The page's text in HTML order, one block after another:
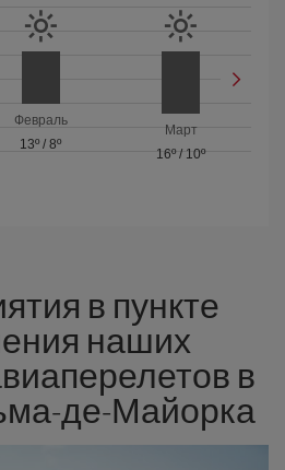
Февраль
13º / 8º
Март
16º/ 10º
в пункте
наших
в
де-Майорка